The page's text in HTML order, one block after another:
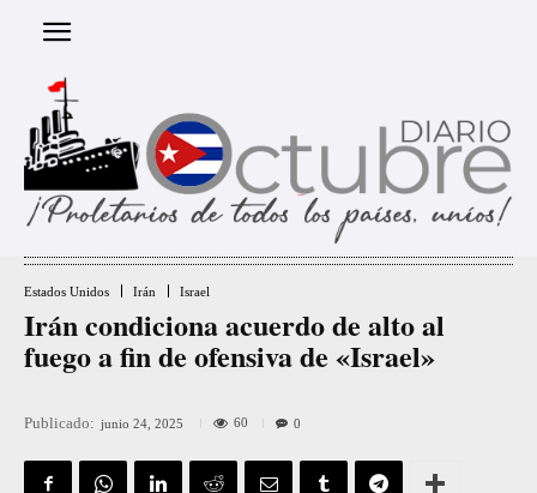
Estados Unidos Irán Israel
Irán condiciona acuerdo de alto al
fuego a fin de ofensiva de «Israel»
Publicado: junio 24, 2025 60 0